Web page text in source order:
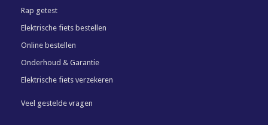
Rap getest
Elektrische fiets bestellen
Online bestellen
Onderhoud & Garantie
Elektrische fiets verzekeren
Veel gestelde vragen